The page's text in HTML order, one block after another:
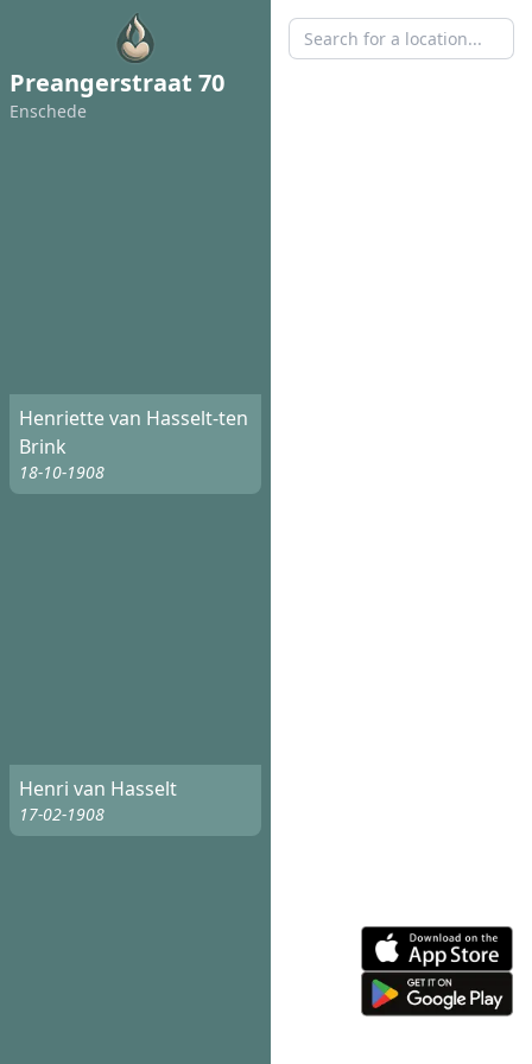
Preangerstraat 70
Enschede
Henriette van Hasselt-ten
Brink
18-10-1908
Henri van Hasselt
17-02-1908